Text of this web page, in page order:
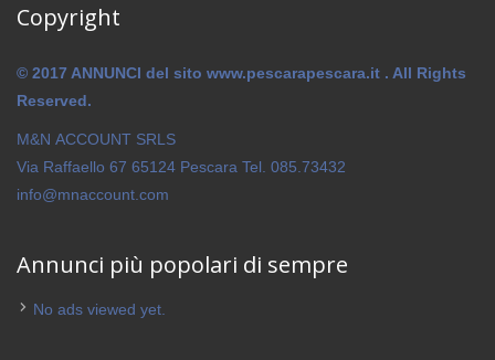
Copyright
© 2017 ANNUNCI del sito www.pescarapescara.it . All Rights
Reserved.
M&N ACCOUNT SRLS
Via Raffaello 67 65124 Pescara Tel. 085.73432
info@mnaccount.com
Annunci più popolari di sempre
No ads viewed yet.